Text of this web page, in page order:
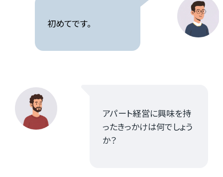
カスタマーハラスメントに関する基本方針
コンテンツポリシー
初めてです。
アパート経営に興味を持
ったきっかけは何でしょう
か？